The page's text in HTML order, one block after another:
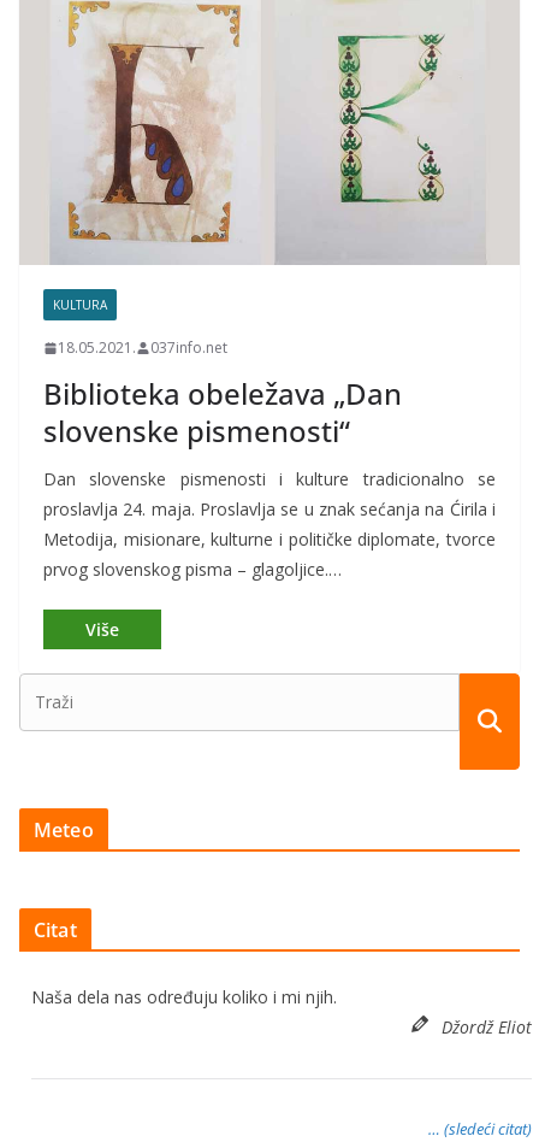
KULTURA
18.05.2021. 037info.net
Biblioteka obeležava „Dan
slovenske pismenosti“
Dan slovenske pismenosti i kulture tradicionalno se
proslavlja 24. maja. Proslavlja se u znak sećanja na Ćirila i
Metodija, misionare, kulturne i političke diplomate, tvorce
prvog slovenskog pisma – glagoljice.…
Meteo
Citat
Naša dela nas određuju koliko i mi njih.
Džordž Eliot
… (sledeći citat)